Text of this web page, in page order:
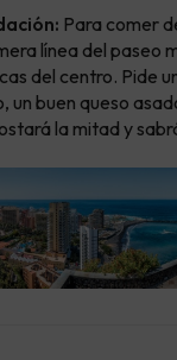
Para comer
línea del paseo
del centro. Pide
un buen queso
la mitad y